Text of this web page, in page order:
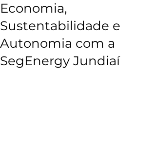
Economia,
Sustentabilidade e
Autonomia com a
SegEnergy Jundiaí